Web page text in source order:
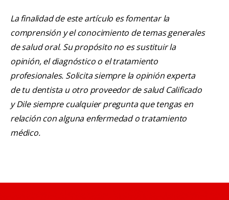
La finalidad de este artículo es fomentar la
comprensión y el conocimiento de temas generales
de salud oral. Su propósito no es sustituir la
opinión, el diagnóstico o el tratamiento
profesionales. Solicita siempre la opinión experta
de tu dentista u otro proveedor de salud Calificado
y Dile siempre cualquier pregunta que tengas en
relación con alguna enfermedad o tratamiento
médico.